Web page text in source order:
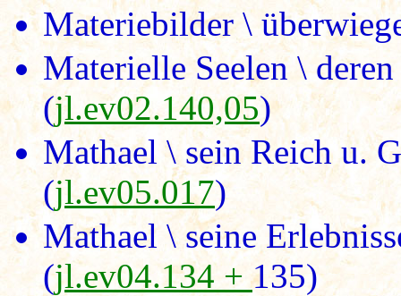
Materiebilder \
Materielle Seelen \
(jl.ev02.140,05)
Mathael \ sein Reich u.
(jl.ev05.017)
Mathael \ seine
(jl.ev04.134 +135)